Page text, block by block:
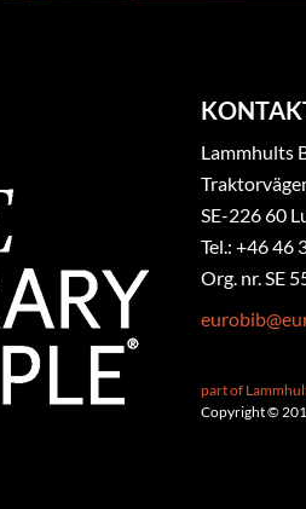
Lammhults
SE-226 60
Tel.: +46 46
Org. nr. SE
part of
Copyright ©